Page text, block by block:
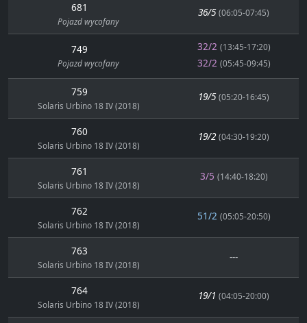
681
Pojazd wycofany
36/5 (06:05-07:45)
749
Pojazd wycofany
32/2 (13:45-17:20)
32/2 (05:45-09:45)
759
Solaris Urbino 18 IV (2018)
19/5 (05:20-16:45)
760
Solaris Urbino 18 IV (2018)
19/2 (04:30-19:20)
761
Solaris Urbino 18 IV (2018)
3/5 (14:40-18:20)
762
Solaris Urbino 18 IV (2018)
51/2 (05:05-20:50)
763
Solaris Urbino 18 IV (2018)
---
764
Solaris Urbino 18 IV (2018)
19/1 (04:05-20:00)